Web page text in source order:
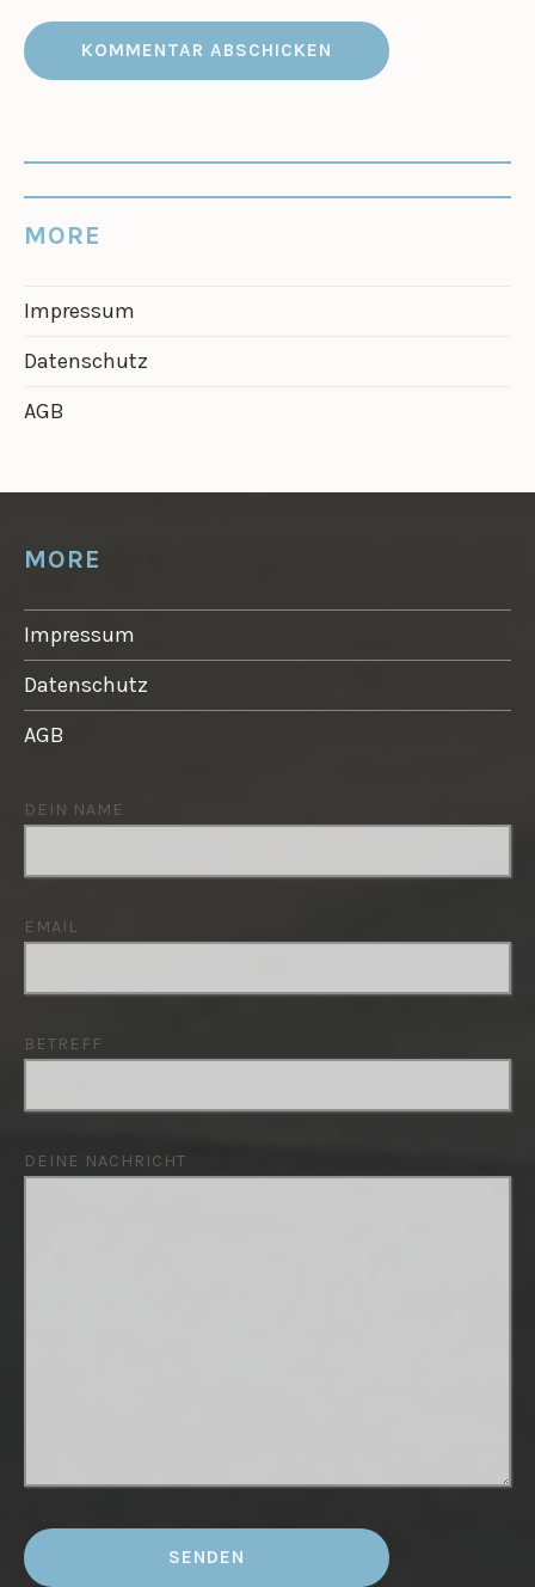
MORE
Impressum
Datenschutz
AGB
MORE
Impressum
Datenschutz
AGB
DEIN NAME
EMAIL
BETREFF
DEINE NACHRICHT